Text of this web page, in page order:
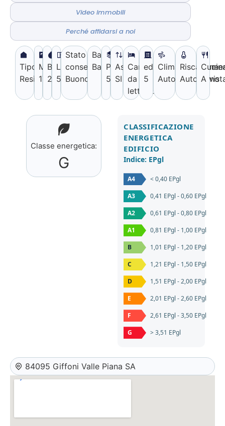
Video immobili
Perché affidarsi a noi
Tipologia:
Residenziale
Mq:
170
Bagni:
2
Locali:
5
Stato di
conservazione:
Buono Stato
Balconi:
Balconate
Piano:
5
Ascensore:
SI
Camere
da
letto:
2
Piani
edificio:
5
Climatizzazione:
AutonomaAutonomo
A
Classe energetica:
G
CLASSIFICAZIONE
ENERGETICA
EDIFICIO
Indice: EPgl
A4
< 0,40 EPgl
A3
0,41 EPgl - 0,60 EPgl
A2
0,61 EPgl - 0,80 EPgl
A1
0,81 EPgl - 1,00 EPgl
B
1,01 EPgl - 1,20 EPgl
C
1,21 EPgl - 1,50 EPgl
D
1,51 EPgl - 2,00 EPgl
E
2,01 EPgl - 2,60 EPgl
F
2,61 EPgl - 3,50 EPgl
G
> 3,51 EPgl
84095 Giffoni Valle Piana SA